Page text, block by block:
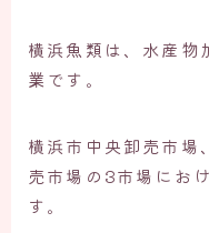
横浜魚類は、水産物
業です。
横浜市中央卸売市場
売市場の3市場にお
す。